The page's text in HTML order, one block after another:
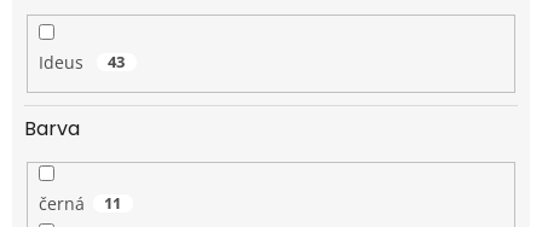
Ideus 43
Barva
černá 11